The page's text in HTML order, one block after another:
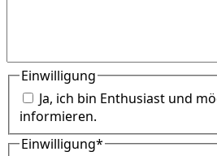
Einwilligung
Ja, ich bin Enthusiast und
informieren.
Einwilligung*